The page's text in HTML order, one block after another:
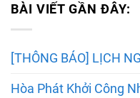
BÀI VIẾT GẦN ĐÂY:
[THÔNG BÁO] LỊCH
Hòa Phát Khởi Công